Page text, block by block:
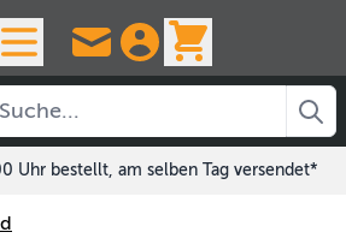
Uhr bestellt, am selben Tag versendet*